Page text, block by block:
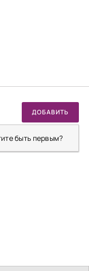
ДОБАВИТЬ
быть первым?